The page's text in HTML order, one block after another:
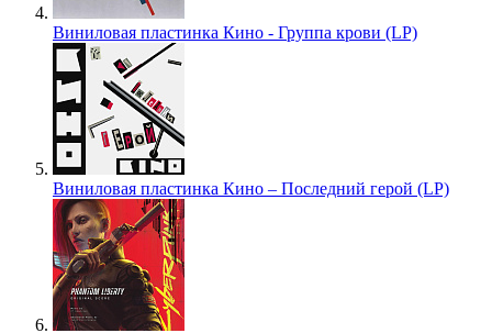
Виниловая пластинка Кино - Группа крови (LP)
Виниловая пластинка Кино – Последний герой (LP)